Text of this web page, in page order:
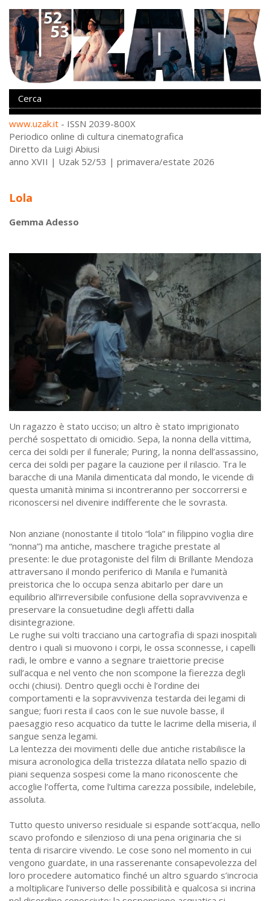
www.uzak.it - ISSN 2039-800X
Periodico online di cultura cinematografica
Diretto da Luigi Abiusi
anno XVII | Uzak 52/53 | primavera/estate 2026
Lola
Gemma Adesso
Un ragazzo è stato ucciso; un altro è stato imprigionato
perché sospettato di omicidio. Sepa, la nonna della vittima,
cerca dei soldi per il funerale; Puring, la nonna dell’assassino,
cerca dei soldi per pagare la cauzione per il rilascio. Tra le
baracche di una Manila dimenticata dal mondo, le vicende di
questa umanità minima si incontreranno per soccorrersi e
riconoscersi nel divenire indifferente che le sovrasta.
Non anziane (nonostante il titolo “lola” in filippino voglia dire
“nonna”) ma antiche, maschere tragiche prestate al
presente: le due protagoniste del film di Brillante Mendoza
attraversano il mondo periferico di Manila e l’umanità
preistorica che lo occupa senza abitarlo per dare un
equilibrio all’irreversibile confusione della sopravvivenza e
preservare la consuetudine degli affetti dalla
disintegrazione.
Le rughe sui volti tracciano una cartografia di spazi inospitali
dentro i quali si muovono i corpi, le ossa sconnesse, i capelli
radi, le ombre e vanno a segnare traiettorie precise
sull’acqua e nel vento che non scompone la fierezza degli
occhi (chiusi). Dentro quegli occhi è l’ordine dei
comportamenti e la sopravvivenza testarda dei legami di
sangue; fuori resta il caos con le sue nuvole basse, il
paesaggio reso acquatico da tutte le lacrime della miseria, il
sangue senza legami.
La lentezza dei movimenti delle due antiche ristabilisce la
misura acronologica della tristezza dilatata nello spazio di
piani sequenza sospesi come la mano riconoscente che
accoglie l’offerta, come l’ultima carezza possibile, indelebile,
assoluta.
Tutto questo universo residuale si espande sott’acqua, nello
scavo profondo e silenzioso di una pena originaria che si
tenta di risarcire vivendo. Le cose sono nel momento in cui
vengono guardate, in una rasserenante consapevolezza del
loro procedere automatico finché un altro sguardo s’incrocia
a moltiplicare l’universo delle possibilità e qualcosa si incrina